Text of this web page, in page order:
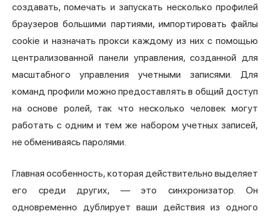
создавать, помечать и запускать несколько профилей
браузеров большими партиями, импортировать файлы
cookie и назначать прокси каждому из них с помощью
централизованной панели управления, созданной для
масштабного управления учетными записями. Для
команд профили можно предоставлять в общий доступ
на основе ролей, так что несколько человек могут
работать с одним и тем же набором учетных записей,
не обмениваясь паролями.
Главная особенность, которая действительно выделяет
его среди других, — это синхронизатор. Он
одновременно дублирует ваши действия из одного